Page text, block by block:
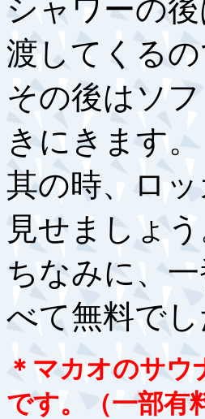
シャワーの
渡してくる
その後はソ
きにきます。
其の時、ロ
見せましょう
ちなみに、
べて無料で
＊マカオのサ
です。（一部有